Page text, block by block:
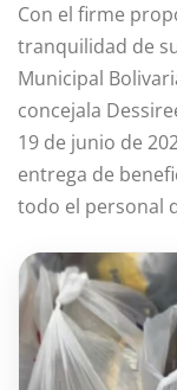
Con el firme
tranquilidad de
Municipal
concejala
19 de junio de
entrega de
todo el personal